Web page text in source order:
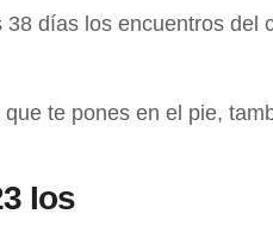
días los encuentros del
te pones en el pie,
Ios